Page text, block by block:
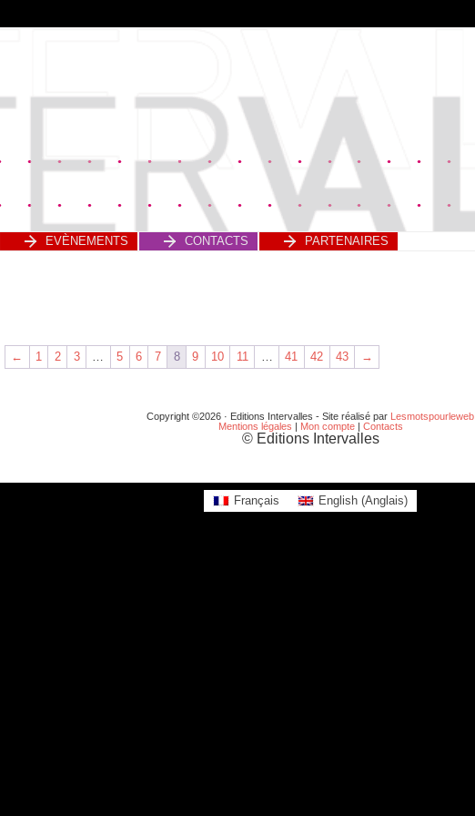
EVÈNEMENTS CONTACTS PARTENAIRES
← 1 2 3 5 6 7 8 9 10 11 41 42 43 →
Copyright ©2026 · Editions Intervalles - Site réalisé par
Lesmotspourleweb
Mentions légales
Mon compte| Contacts
© Editions Intervalles
Français English (Anglais)